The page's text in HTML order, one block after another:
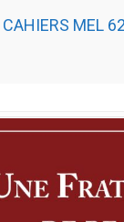
CAHIERS MEL 62